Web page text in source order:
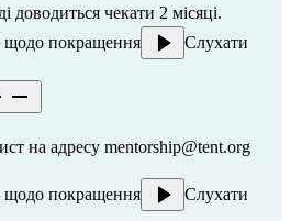
доводиться чекати 2 місяці.
щодо покращення
Слухати
на адресу mentorship@tent.org
щодо покращення Слухати